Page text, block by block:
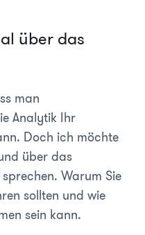
über das
man
Analytik Ihr
Doch ich möchte
über das
Warum Sie
sollten und wie
sein kann.